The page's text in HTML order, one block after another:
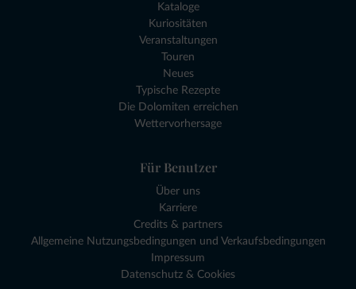
Kataloge
Kuriositäten
Veranstaltungen
Touren
Neues
Typische Rezepte
Die Dolomiten erreichen
Wettervorhersage
Für Benutzer
Über uns
Karriere
Credits & partners
Allgemeine Nutzungsbedingungen und Verkaufsbedingungen
Impressum
Datenschutz & Cookies